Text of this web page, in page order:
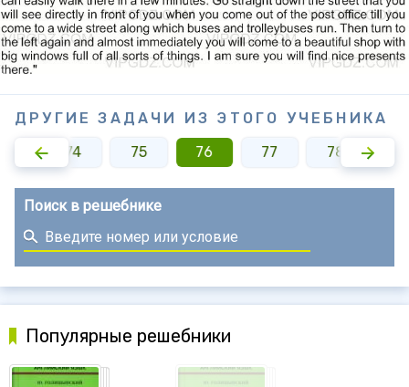
ДРУГИЕ ЗАДАЧИ ИЗ ЭТОГО УЧЕБНИКА
74 75 76 77 78
Поиск в решебнике
Популярные решебники